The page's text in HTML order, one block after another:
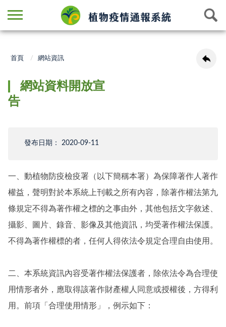
首頁 網站資訊
網站資料開放宣
告
發布日期： 2020-09-11
一、動植物防疫檢疫署（以下簡稱本署）為保障著作人著作
權益，聲明對於本系統上刊載之所有內容，除著作權法第九
條規定不得為著作權之標的之事由外，其他包括文字敘述、
攝影、圖片、錄音、影像及其他資訊，均受著作權法保護。
不得為著作權標的者，任何人得依法令規定合理自由使用。
二、本系統資訊內容受著作權法保護者，除依法令為合理使
用情形者外，應取得該著作財產權人同意或授權後，方得利
用。前項「合理使用情形」，例示如下：